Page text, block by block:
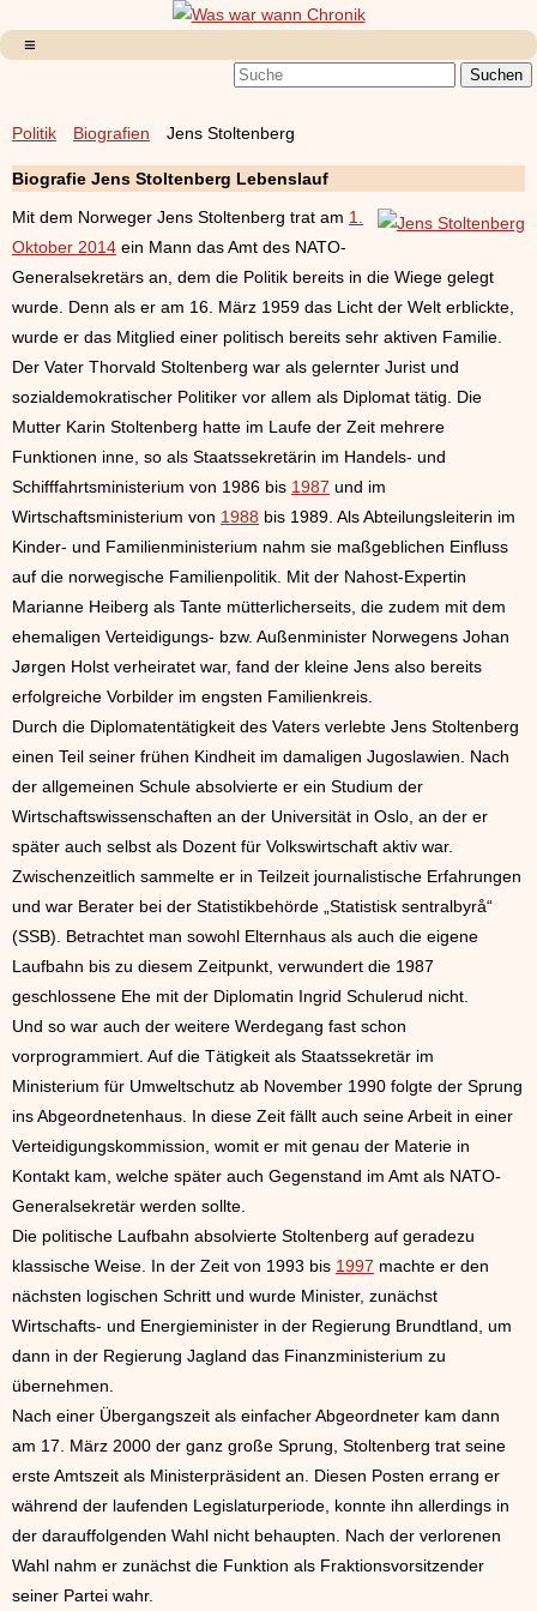
Politik Biografien Jens Stoltenberg
Biografie Jens Stoltenberg Lebenslauf
Mit dem Norweger Jens Stoltenberg trat am 1.
Oktober 2014 ein Mann das Amt des NATO-
Generalsekretärs an, dem die Politik bereits in die Wiege gelegt
wurde. Denn als er am 16. März 1959 das Licht der Welt erblickte,
wurde er das Mitglied einer politisch bereits sehr aktiven Familie.
Der Vater Thorvald Stoltenberg war als gelernter Jurist und
sozialdemokratischer Politiker vor allem als Diplomat tätig. Die
Mutter Karin Stoltenberg hatte im Laufe der Zeit mehrere
Funktionen inne, so als Staatssekretärin im Handels- und
Schifffahrtsministerium von 1986 bis 1987 und im
Wirtschaftsministerium von 1988 bis 1989. Als Abteilungsleiterin im
Kinder- und Familienministerium nahm sie maßgeblichen Einfluss
auf die norwegische Familienpolitik. Mit der Nahost-Expertin
Marianne Heiberg als Tante mütterlicherseits, die zudem mit dem
ehemaligen Verteidigungs- bzw. Außenminister Norwegens Johan
Jørgen Holst verheiratet war, fand der kleine Jens also bereits
erfolgreiche Vorbilder im engsten Familienkreis.
Durch die Diplomatentätigkeit des Vaters verlebte Jens Stoltenberg
einen Teil seiner frühen Kindheit im damaligen Jugoslawien. Nach
der allgemeinen Schule absolvierte er ein Studium der
Wirtschaftswissenschaften an der Universität in Oslo, an der er
später auch selbst als Dozent für Volkswirtschaft aktiv war.
Zwischenzeitlich sammelte er in Teilzeit journalistische Erfahrungen
und war Berater bei der Statistikbehörde „Statistisk sentralbyrå“
(SSB). Betrachtet man sowohl Elternhaus als auch die eigene
Laufbahn bis zu diesem Zeitpunkt, verwundert die 1987
geschlossene Ehe mit der Diplomatin Ingrid Schulerud nicht.
Und so war auch der weitere Werdegang fast schon
vorprogrammiert. Auf die Tätigkeit als Staatssekretär im
Ministerium für Umweltschutz ab November 1990 folgte der Sprung
ins Abgeordnetenhaus. In diese Zeit fällt auch seine Arbeit in einer
Verteidigungskommission, womit er mit genau der Materie in
Kontakt kam, welche später auch Gegenstand im Amt als NATO-
Generalsekretär werden sollte.
Die politische Laufbahn absolvierte Stoltenberg auf geradezu
klassische Weise. In der Zeit von 1993 bis 1997 machte er den
nächsten logischen Schritt und wurde Minister, zunächst
Wirtschafts- und Energieminister in der Regierung Brundtland, um
dann in der Regierung Jagland das Finanzministerium zu
übernehmen.
Nach einer Übergangszeit als einfacher Abgeordneter kam dann
am 17. März 2000 der ganz große Sprung, Stoltenberg trat seine
erste Amtszeit als Ministerpräsident an. Diesen Posten errang er
während der laufenden Legislaturperiode, konnte ihn allerdings in
der darauffolgenden Wahl nicht behaupten. Nach der verlorenen
Wahl nahm er zunächst die Funktion als Fraktionsvorsitzender
seiner Partei wahr.